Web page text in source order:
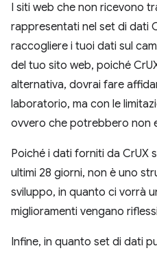
I siti web che non ricevono
rappresentati nel set di dati
raccogliere i tuoi dati sul
del tuo sito web, poiché
alternativa, dovrai fare
laboratorio, ma con le
ovvero che potrebbero non
Poiché i dati forniti da CrUX
ultimi 28 giorni, non è uno
sviluppo, in quanto ci vorrà
miglioramenti vengano
Infine, in quanto set di dati